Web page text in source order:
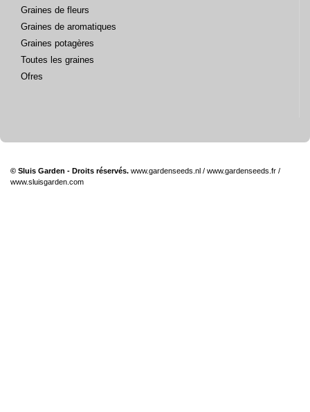
Graines de fleurs
Graines de aromatiques
Graines potagères
Toutes les graines
Ofres
© Sluis Garden - Droits réservés. www.gardenseeds.nl / www.gardenseeds.fr /
www.sluisgarden.com